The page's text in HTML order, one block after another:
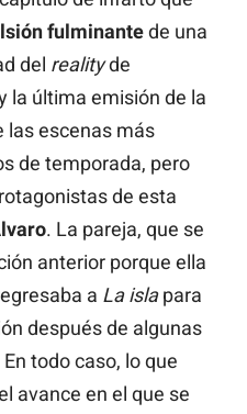
fulminantede una
del realityde
la última emisión de la
las escenas más
de temporada, pero
de esta
. La pareja, que se
anterior porque ella
a La islapara
después de algunas
todo caso, lo que
avance en el que se